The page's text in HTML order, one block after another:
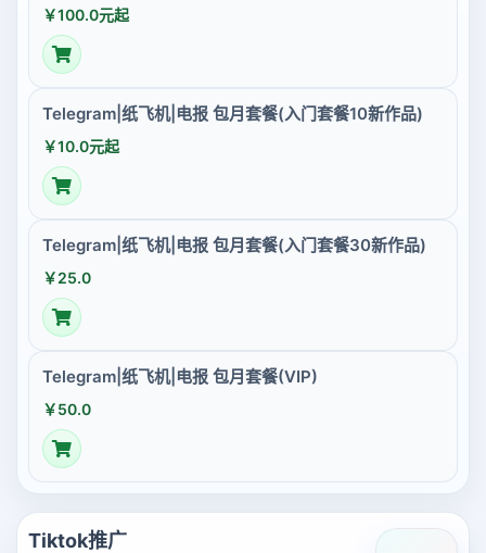
￥100.0元起
Telegram|纸飞机|电报 包月套餐(入门套餐10新作品)
￥10.0元起
Telegram|纸飞机|电报 包月套餐(入门套餐30新作品)
￥25.0
Telegram|纸飞机|电报 包月套餐(VIP)
￥50.0
Tiktok推广